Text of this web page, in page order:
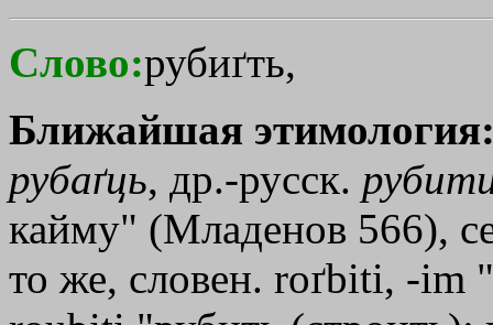
Слово:рубиґть,
Ближайшая
рубаґць, др.-русск.
кайму" (Младенов 566),
то же, словен. roґbiti, -im